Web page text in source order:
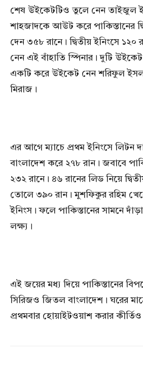
শেষ উইকেটটিও তুলে নেন তাইজুল
শাহজাদকে আউট করে পাকিস্তানের
দেন ৩৫৮ রানে। দ্বিতীয় ইনিংসে
নেন এই বাঁহাতি স্পিনার। দুটি উইকেট
একটি করে উইকেট নেন শরিফুল
মিরাজ।
এর আগে ম্যাচে প্রথম ইনিংসে লিটন
বাংলাদেশ করে ২৭৮ রান। জবাবে
২৩২ রানে। ৪৬ রানের লিড নিয়ে
তোলে ৩৯০ রান। মুশফিকুর রহিম
ইনিংস। ফলে পাকিস্তানের সামনে
লক্ষ্য।
এই জয়ের মধ্য দিয়ে পাকিস্তানের
সিরিজও জিতল বাংলাদেশ। ঘরের
প্রথমবার হোয়াইটওয়াশ করার